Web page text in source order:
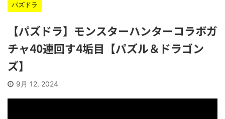
パズドラ
【パズドラ】モンスターハンターコラボガ
チャ40連回す4垢目【パズル＆ドラゴン
ズ】
9月 12, 2024